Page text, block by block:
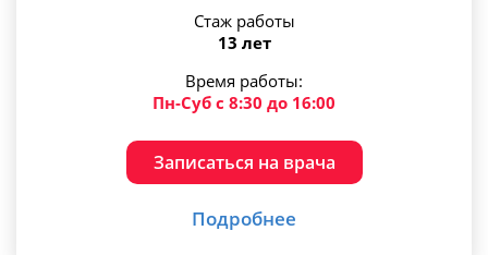
Стаж работы
13 лет
Время работы:
Пн-Суб с 8:30 до 16:00
Записаться на врача
Подробнее